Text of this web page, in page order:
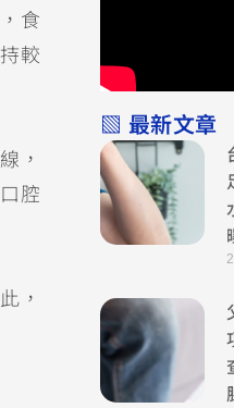
食
較
，
腔
，
▧ 最新文章